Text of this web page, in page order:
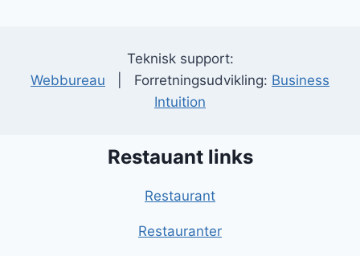
Teknisk support:
Webbureau | Forretningsudvikling: Business
Intuition
Restauant links
Restaurant
Restauranter